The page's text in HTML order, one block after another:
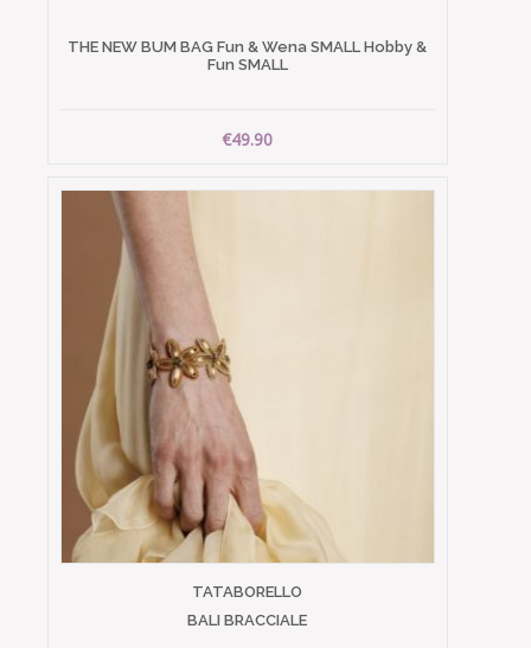
THE NEW BUM BAG Fun & Wena SMALL Hobby &
Fun SMALL
€49.90
TATABORELLO
BALI BRACCIALE